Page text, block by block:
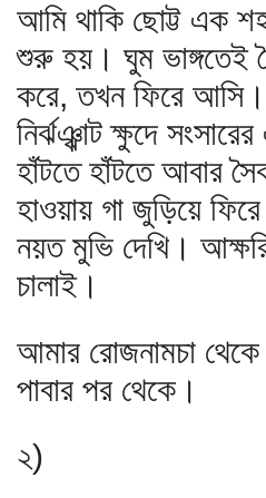
আমি থাকি ছোট্ট এক
শুরু হয়। ঘুম ভাঙ্গতেই
করে, তখন ফিরে আসি।
নির্ঝঞ্ঝাট ক্ষুদে
হাঁটতে হাঁটতে আবার
হাওয়ায় গা জুড়িয়ে
নয়ত মুভি দেখি।
চালাই।
আমার রোজনামচা থেকে
পাবার পর থেকে।
২)